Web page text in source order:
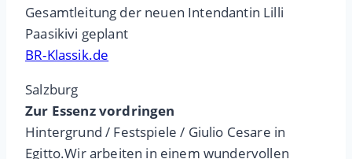
Gesamtleitung der neuen Intendantin Lilli
Paasikivi geplant
BR-Klassik.de
Salzburg
Zur Essenz vordringen
Hintergrund / Festspiele / Giulio Cesare in
Egitto.Wir arbeiten in einem wundervollen